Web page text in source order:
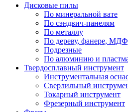
Дисковые пилы
По минеральной вате
По сэндвич-панелям
По металлу
По дереву, фанере,
Подрезные
По алюминию и
Твердосплавный инструмент
Инструментальная
Сверлильный
Токарный инструмент
Фрезерный инструмент